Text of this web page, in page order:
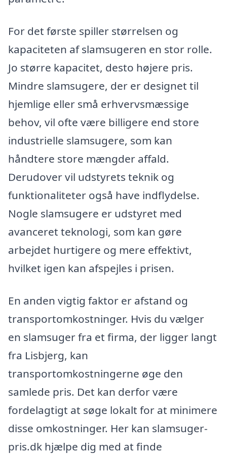
For det første spiller størrelsen og
kapaciteten af slamsugeren en stor rolle.
Jo større kapacitet, desto højere pris.
Mindre slamsugere, der er designet til
hjemlige eller små erhvervsmæssige
behov, vil ofte være billigere end store
industrielle slamsugere, som kan
håndtere store mængder affald.
Derudover vil udstyrets teknik og
funktionaliteter også have indflydelse.
Nogle slamsugere er udstyret med
avanceret teknologi, som kan gøre
arbejdet hurtigere og mere effektivt,
hvilket igen kan afspejles i prisen.
En anden vigtig faktor er afstand og
transportomkostninger. Hvis du vælger
en slamsuger fra et firma, der ligger langt
fra Lisbjerg, kan
transportomkostningerne øge den
samlede pris. Det kan derfor være
fordelagtigt at søge lokalt for at minimere
disse omkostninger. Her kan slamsuger-
pris.dk hjælpe dig med at finde